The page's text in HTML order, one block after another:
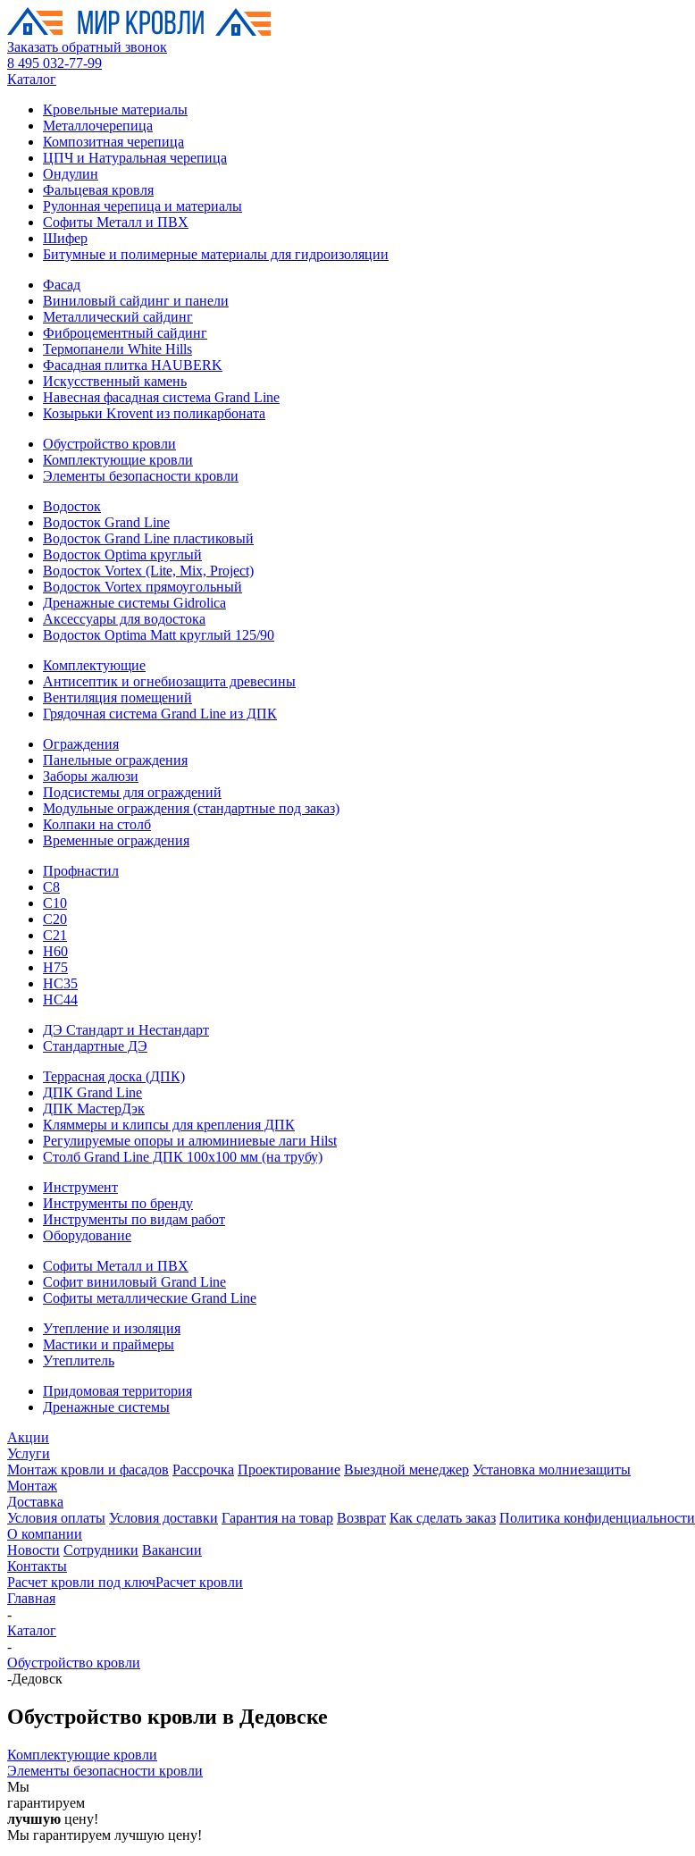
Заказать обратный звонок
8 495 032-77-99
Каталог
Кровельные материалы
Металлочерепица
Композитная черепица
ЦПЧ и Натуральная черепица
Ондулин
Фальцевая кровля
Рулонная черепица и материалы
Софиты Металл и ПВХ
Шифер
Битумные и полимерные материалы для гидроизоляции
Фасад
Виниловый сайдинг и панели
Металлический сайдинг
Фиброцементный сайдинг
Термопанели White Hills
Фасадная плитка HAUBERK
Искусственный камень
Навесная фасадная система Grand Line
Козырьки Krovent из поликарбоната
Обустройство кровли
Комплектующие кровли
Элементы безопасности кровли
Водосток
Водосток Grand Line
Водосток Grand Line пластиковый
Водосток Optima круглый
Водосток Vortex (Lite, Mix, Project)
Водосток Vortex прямоугольный
Дренажные системы Gidrolica
Аксессуары для водостока
Водосток Optima Matt круглый 125/90
Комплектующие
Антисептик и огнебиозащита древесины
Вентиляция помещений
Грядочная система Grand Line из ДПК
Ограждения
Панельные ограждения
Заборы жалюзи
Подсистемы для ограждений
Модульные ограждения (стандартные под заказ)
Колпаки на столб
Временные ограждения
Профнастил
С8
С10
С20
С21
H60
H75
HС35
НС44
ДЭ Стандарт и Нестандарт
Стандартные ДЭ
Террасная доска (ДПК)
ДПК Grand Line
ДПК МастерДэк
Кляммеры и клипсы для крепления ДПК
Регулируемые опоры и алюминиевые лаги Hilst
Столб Grand Line ДПК 100х100 мм (на трубу)
Инструмент
Инструменты по бренду
Инструменты по видам работ
Оборудование
Софиты Металл и ПВХ
Софит виниловый Grand Line
Софиты металлические Grand Line
Утепление и изоляция
Мастики и праймеры
Утеплитель
Придомовая территория
Дренажные системы
Акции
Услуги
Монтаж кровли и фасадов Рассрочка Проектирование Выездной менеджер Установка молниезащиты
Монтаж
Доставка
Условия оплаты Условия доставки Гарантия на товар Возврат Как сделать заказ Политика конфиденциальности
О компании
Новости Сотрудники Вакансии
Контакты
Расчет кровли под ключРасчет кровли
Главная
-
Каталог
-
Обустройство кровли
-Дедовск
Обустройство кровли в Дедовске
Комплектующие кровли
Элементы безопасности кровли
Мы
гарантируем
лучшую цену!
Мы гарантируем лучшую цену!